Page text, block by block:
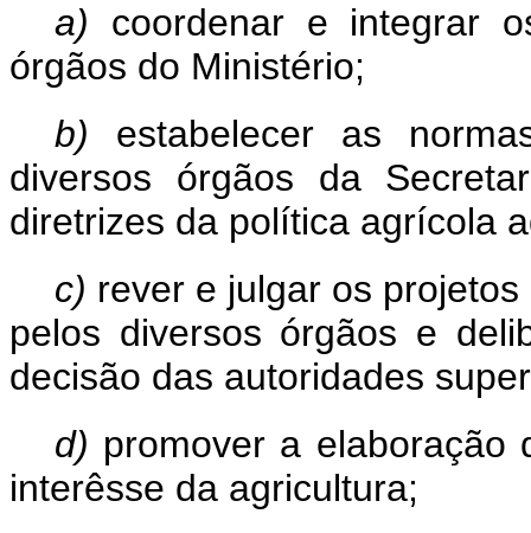
a) coordenar e integrar
órgãos do Ministério;
b) estabelecer as
diversos órgãos da
diretrizes da política agrícola
c) rever e julgar os
pelos diversos órgãos e
decisão das autoridades
d) promover a elaboração
interêsse da agricultura;